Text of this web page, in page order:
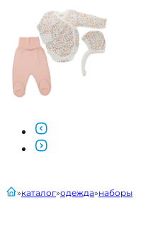
главнаякаталог одежда наборы